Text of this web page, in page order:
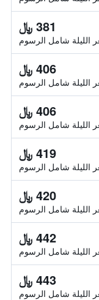
381 ﷼
الليلة شامل الرسوم
406 ﷼
الليلة شامل الرسوم
406 ﷼
الليلة شامل الرسوم
419 ﷼
الليلة شامل الرسوم
420 ﷼
الليلة شامل الرسوم
442 ﷼
الليلة شامل الرسوم
443 ﷼
الليلة شامل الرسوم